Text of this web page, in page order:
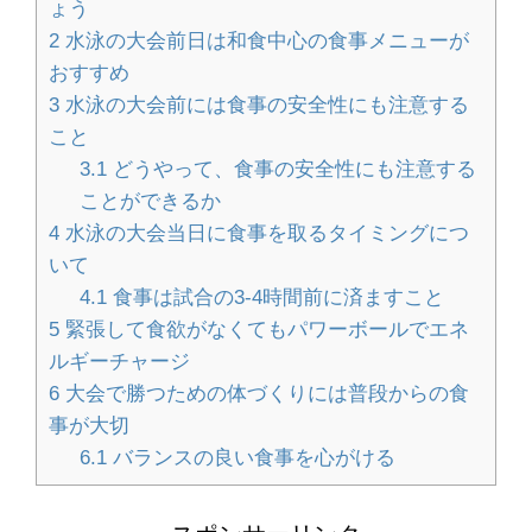
ハンドメイドのオーダーメイド販売の
大学の勉強は意味ないと悩んでいる人
人の名前が覚えられない！覚えられな
ょう
2 水泳の大会前日は和食中心の食事メニューが
おすすめ
3 水泳の大会前には食事の安全性にも注意する
こと
3.1どうやって、食事の安全性にも注意する
ことができるか
4 水泳の大会当日に食事を取るタイミングにつ
いて
4.1食事は試合の3-4時間前に済ますこと
5 緊張して食欲がなくてもパワーボールでエネ
ルギーチャージ
6 大会で勝つための体づくりには普段からの食
事が大切
6.1バランスの良い食事を心がける